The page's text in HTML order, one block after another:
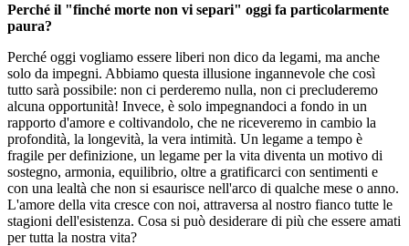
Perché il "finché morte non vi separi" oggi fa particolarmente
paura?
Perché oggi vogliamo essere liberi non dico da legami, ma anche
solo da impegni. Abbiamo questa illusione ingannevole che così
tutto sarà possibile: non ci perderemo nulla, non ci precluderemo
alcuna opportunità! Invece, è solo impegnandoci a fondo in un
rapporto d'amore e coltivandolo, che ne riceveremo in cambio la
profondità, la longevità, la vera intimità. Un legame a tempo è
fragile per definizione, un legame per la vita diventa un motivo di
sostegno, armonia, equilibrio, oltre a gratificarci con sentimenti e
con una lealtà che non si esaurisce nell'arco di qualche mese o anno.
L'amore della vita cresce con noi, attraversa al nostro fianco tutte le
stagioni dell'esistenza. Cosa si può desiderare di più che essere amati
per tutta la nostra vita?